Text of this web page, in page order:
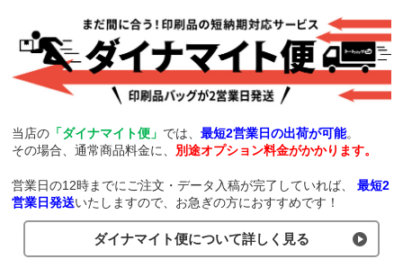
当店の 「ダイナマイト便」 では、最短2営業日の出荷が可能。
その場合、通常商品料金に、 別途オプション料金がかかります。
営業日の12時までにご注文・データ入稿が完了していれば、
最短2
営業日発送いたしますので、お急ぎの方におすすめです！
ダイナマイト便について詳しく見る